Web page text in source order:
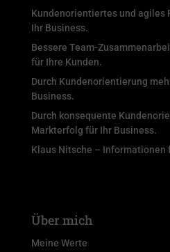
Kundenorientiertes und agiles
Ihr Business.
Bessere Team-
für Ihre Kunden.
Durch Kundenorientierung
Business.
Durch konsequente
Markterfolg für Ihr Business.
Klaus Nitsche – Informationen
Über mich
Meine Werte